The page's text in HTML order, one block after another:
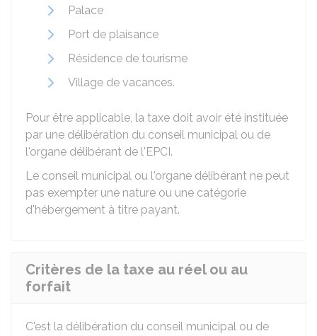
Palace
Port de plaisance
Résidence de tourisme
Village de vacances.
Pour être applicable, la taxe doit avoir été instituée
par une délibération du conseil municipal ou de
l'organe délibérant de l'EPCI.
Le conseil municipal ou l'organe délibérant ne peut
pas exempter une nature ou une catégorie
d'hébergement à titre payant.
Critères de la taxe au réel ou au
forfait
C'est la délibération du conseil municipal ou de